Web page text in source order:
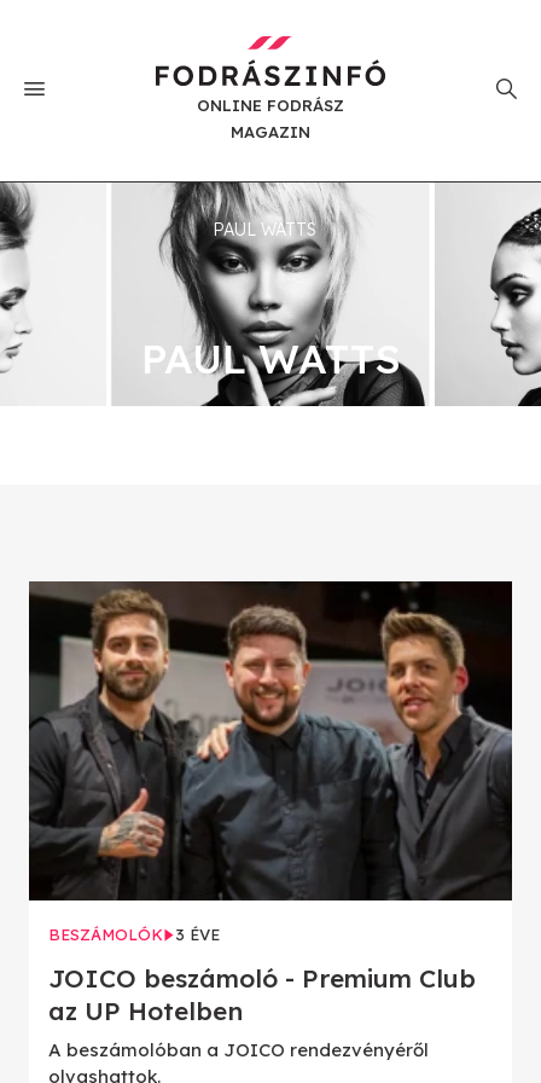
ONLINE FODRÁSZ
MAGAZIN
PAUL WATTS
PAUL WATTS
BESZÁMOLÓK 3 ÉVE
JOICO beszámoló - Premium Club
az UP Hotelben
A beszámolóban a JOICO rendezvényéről
olvashattok.